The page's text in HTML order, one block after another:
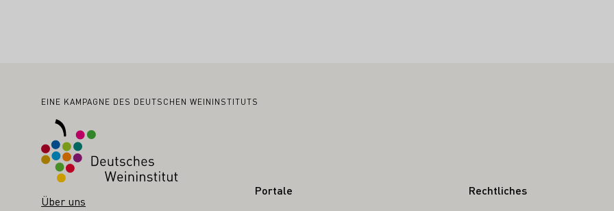
Fußbereich
EINE KAMPAGNE DES DEUTSCHEN WEININSTITUTS
Über uns
Portale
Rechtliches